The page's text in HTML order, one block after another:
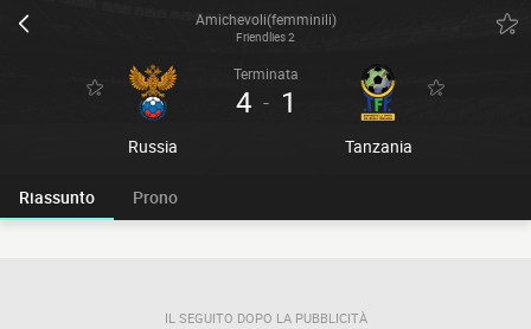
Amichevoli(femminili)
Friendlies 2
Russia
Terminata
4 - 1
Tanzania
Riassunto Prono
IL SEGUITO DOPO LA PUBBLICITÀ